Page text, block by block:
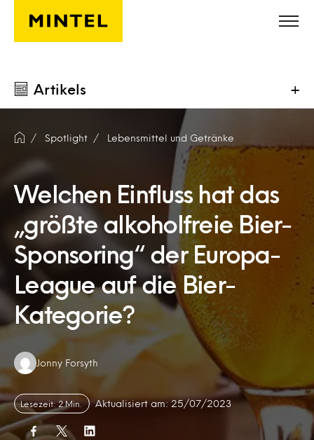
Skip to main content
Artikels +
Spotlight Lebensmittel und Getränke
Welchen Einfluss hat das
„größte alkoholfreie Bier-
Sponsoring“ der Europa-
League auf die Bier-
Kategorie?
Authors:
Jonny Forsyth
Lesezeit: 2 Min. Aktualisiert am: 25/07/2023